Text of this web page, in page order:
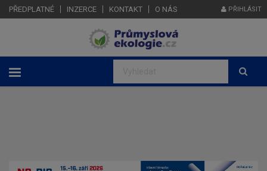
PŘEDPLATNÉ INZERCE KONTAKT O NÁS PŘIHLÁSIT